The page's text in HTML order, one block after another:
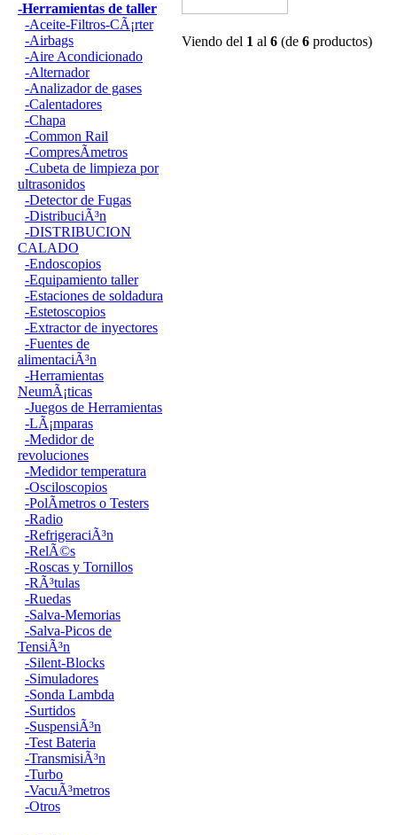
-Herramientas de taller
-Aceite-Filtros-CÃ¡rter
-Airbags
-Aire Acondicionado
-Alternador
-Analizador de gases
-Calentadores
-Chapa
-Common Rail
-CompresÃ­metros
-Cubeta de limpieza por
ultrasonidos
-Detector de Fugas
-DistribuciÃ³n
-DISTRIBUCION
CALADO
-Endoscopios
-Equipamiento taller
-Estaciones de soldadura
-Estetoscopios
-Extractor de inyectores
-Fuentes de
alimentaciÃ³n
-Herramientas
NeumÃ¡ticas
-Juegos de Herramientas
-LÃ¡mparas
-Medidor de
revoluciones
-Medidor temperatura
-Osciloscopios
-PolÃ­metros o Testers
-Radio
-RefrigeraciÃ³n
-RelÃ©s
-Roscas y Tornillos
-RÃ³tulas
-Ruedas
-Salva-Memorias
-Salva-Picos de
TensiÃ³n
-Silent-Blocks
-Simuladores
-Sonda Lambda
-Surtidos
-SuspensiÃ³n
-Test Bateria
-TransmisiÃ³n
-Turbo
-VacuÃ³metros
-Otros
Viendo del 1 al 6 (de 6 productos)